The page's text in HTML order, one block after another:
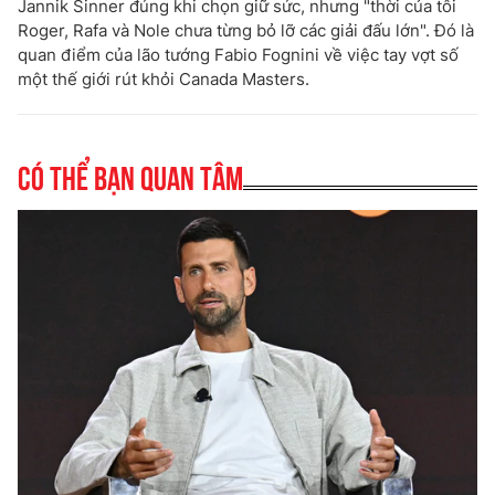
Jannik Sinner đúng khi chọn giữ sức, nhưng "thời của tôi
Roger, Rafa và Nole chưa từng bỏ lỡ các giải đấu lớn". Đó là
quan điểm của lão tướng Fabio Fognini về việc tay vợt số
một thế giới rút khỏi Canada Masters.
Có thể bạn quan tâm